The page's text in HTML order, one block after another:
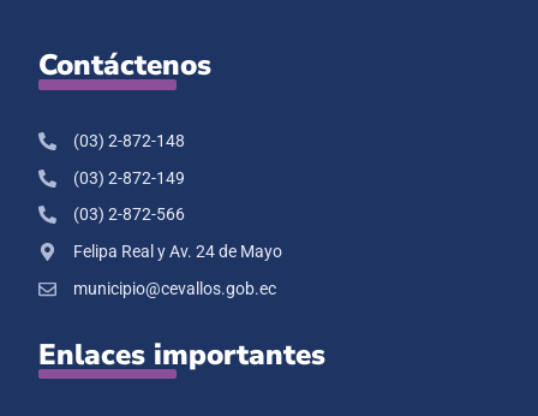
Contáctenos
(03) 2-872-148
(03) 2-872-149
(03) 2-872-566
Felipa Real y Av. 24 de Mayo
municipio@cevallos.gob.ec
Enlaces importantes